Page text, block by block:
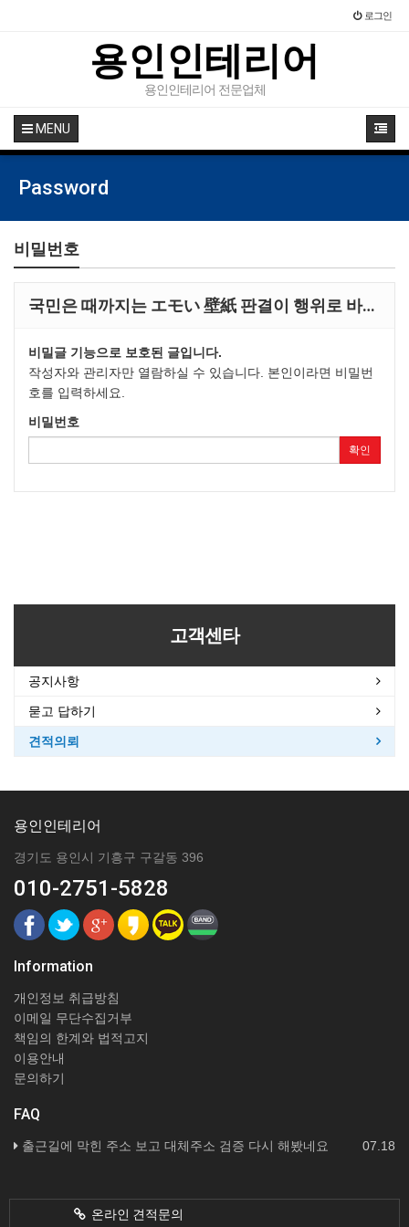
로그인
용인인테리어
용인인테리어 전문업체
MENU
Password
비밀번호
국민은 때까지는 エモい 壁紙 판결이 행위로 바…
비밀글 기능으로 보호된 글입니다.
작성자와 관리자만 열람하실 수 있습니다. 본인이라면 비밀번
호를 입력하세요.
비밀번호
확인
고객센타
공지사항
묻고 답하기
견적의뢰
용인인테리어
경기도 용인시 기흥구 구갈동 396
010-2751-5828
Information
개인정보 취급방침
이메일 무단수집거부
책임의 한계와 법적고지
이용안내
문의하기
FAQ
07.18
출근길에 막힌 주소 보고 대체주소 검증 다시 해봤네요
온라인 견적문의